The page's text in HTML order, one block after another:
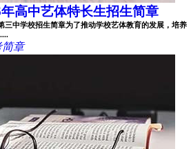
高中艺体特长生招生简章
三中学校招生简章为了推动学校艺体教育的发展，培养
章